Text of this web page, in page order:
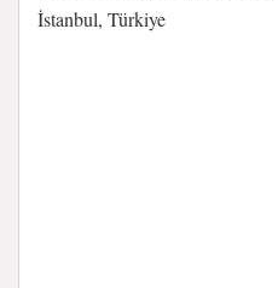
İstanbul, Türkiye